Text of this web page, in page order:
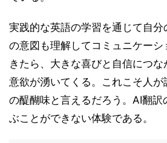
実践的な英語の学習を通じて自
の意図も理解してコミュニケー
きたら、大きな喜びと自信につ
意欲が湧いてくる。これこそ人が
の醍醐味と言えるだろう。AI翻訳
ぶことができない体験である。